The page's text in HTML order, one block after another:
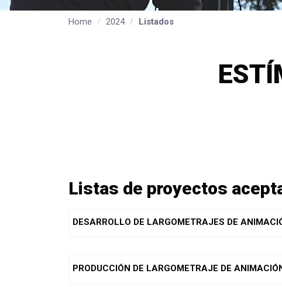
Home 2024 Listados
Listas de proyectos
DESARROLLO DE LARGOMETRAJES DE
PRODUCCIÓN DE LARGOMETRAJE DE